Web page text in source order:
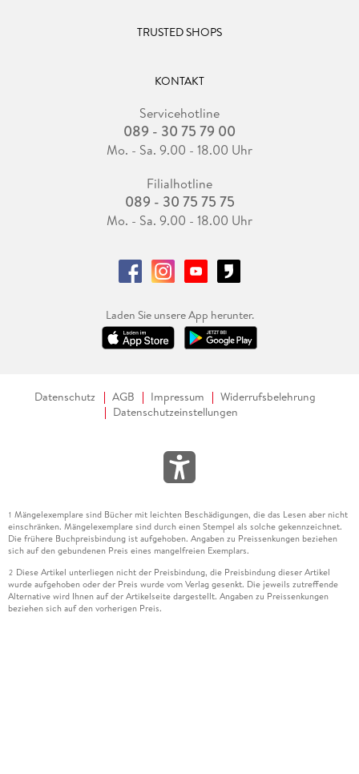
TRUSTED SHOPS
KONTAKT
Servicehotline
089 - 30 75 79 00
Mo. - Sa. 9.00 - 18.00 Uhr
Filialhotline
089 - 30 75 75 75
Mo. - Sa. 9.00 - 18.00 Uhr
Laden Sie unsere App herunter.
Datenschutz AGB Impressum
Widerrufsbelehrung
Datenschutzeinstellungen
1 Mängelexemplare sind Bücher mit leichten Beschädigungen, die das Lesen aber nicht
einschränken. Mängelexemplare sind durch einen Stempel als solche gekennzeichnet.
Die frühere Buchpreisbindung ist aufgehoben. Angaben zu Preissenkungen beziehen
sich auf den gebundenen Preis eines mangelfreien Exemplars.
2 Diese Artikel unterliegen nicht der Preisbindung, die Preisbindung dieser Artikel
wurde aufgehoben oder der Preis wurde vom Verlag gesenkt. Die jeweils zutreffende
Alternative wird Ihnen auf der Artikelseite dargestellt. Angaben zu Preissenkungen
beziehen sich auf den vorherigen Preis.